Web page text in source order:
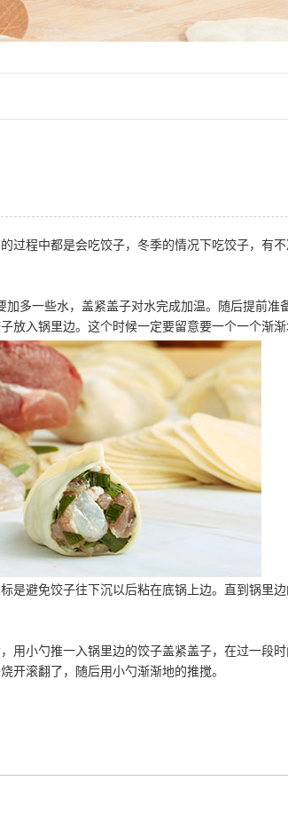
过程中都是会吃饺子，冬季的情况下吃饺子，有
多一些水，盖紧盖子对水完成加温。随后提前
入锅里边。这个时候一定要留意要一个一个渐
是避免饺子往下沉以后粘在底锅上边。直到锅里
用小勺推一入锅里边的饺子盖紧盖子，在过一段
开滚翻了，随后用小勺渐渐地的推搅。